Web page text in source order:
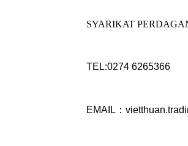
SYARIKAT
TEL:0274 6265366
EMAIL：